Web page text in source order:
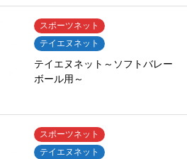
スポーツネット
テイエヌネット
テイエヌネット～ソフトバレー
ボール用～
スポーツネット
テイエヌネット